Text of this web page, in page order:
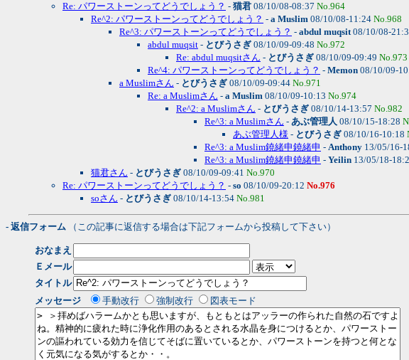
Re: パワーストーンってどうでしょう？ - 猫君 08/10/08-08:37 No.964
Re^2: パワーストーンってどうでしょう？ - a Muslim 08/10/08-11:24 No.968
Re^3: パワーストーンってどうでしょう？ - abdul muqsit08/10/08-
abdul muqsit - とびうさぎ 08/10/09-09:48 No.972
Re: abdul muqsitさん - とびうさぎ 08/10/09-09:49 No.973
Re^4: パワーストーンってどうでしょう？ - Memon 08/10/09-
a Muslimさん - とびうさぎ 08/10/09-09:44 No.971
Re: a Muslimさん - a Muslim 08/10/09-10:13 No.974
Re^2: a Muslimさん - とびうさぎ 08/10/14-13:57 No.982
Re^3: a Muslimさん - あぶ管理人 08/10/15-18:28
あぶ管理人様 - とびうさぎ 08/10/16-10:18
Re^3: a Muslim鐃緒申鐃緒申 - Anthony 13/05/16-
Re^3: a Muslim鐃緒申鐃緒申 - Yeilin 13/05/18-
猫君さん - とびうさぎ 08/10/09-09:41 No.970
Re: パワーストーンってどうでしょう？ - so 08/10/09-20:12 No.976
soさん - とびうさぎ 08/10/14-13:54 No.981
- 返信フォーム （この記事に返信する場合は下記フォームから投稿して下さい）
おなまえ
Ｅメール
タイトル
メッセージ
手動改行 強制改行 図表モード